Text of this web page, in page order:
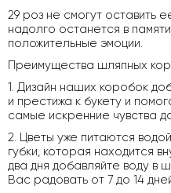
29 роз не смогут оставить
надолго останется в
положительные эмоции.
Преимущества шляпных
1. Дизайн наших коробок
и престижа к букету и
самые искренние чувства
2. Цветы уже питаются
губки, которая находится
два дня добавляйте воду в
Вас радовать от 7 до 14